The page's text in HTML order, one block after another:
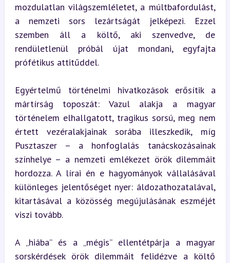
mozdulatlan világszemléletet, a múltbafordulást,
a nemzeti sors lezártságát jelképezi. Ezzel
szemben áll a költő, aki szenvedve, de
rendületlenül próbál újat mondani, egyfajta
prófétikus attitűddel.
Egyértelmű történelmi hivatkozások erősítik a
mártírság toposzát: Vazul alakja a magyar
történelem elhallgatott, tragikus sorsú, meg nem
értett vezéralakjainak sorába illeszkedik, míg
Pusztaszer – a honfoglalás tanácskozásainak
színhelye – a nemzeti emlékezet örök dilemmáit
hordozza. A lírai én e hagyományok vállalásával
különleges jelentőséget nyer: áldozathozatalával,
kitartásával a közösség megújulásának eszméjét
viszi tovább.
A „hiába” és a „mégis” ellentétpárja a magyar
sorskérdések örök dilemmáit felidézve a költő